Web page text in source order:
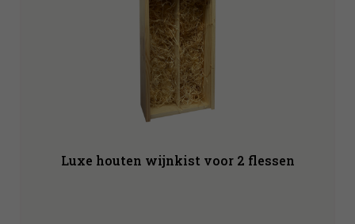
Luxe houten wijnkist voor 2 flessen